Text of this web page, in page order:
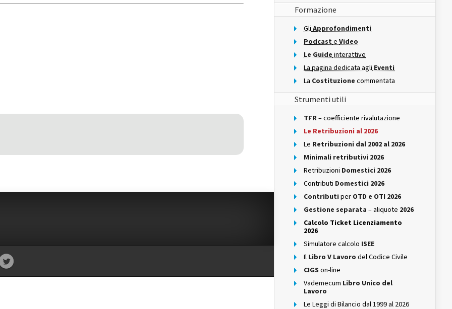
Formazione
Gli Approfondimenti
Podcast e Video
Le Guide interattive
La pagina dedicata agli Eventi
La Costituzione commentata
Strumenti utili
TFR– coefficiente rivalutazione
Le Retribuzioni al 2026
Le Retribuzioni dal 2002 al 2026
Minimali retributivi 2026
Retribuzioni Domestici 2026
Contributi Domestici 2026
Contributi per OTD e OTI 2026
Gestione separata – aliquote 2026
Calcolo Ticket Licenziamento
2026
Simulatore calcolo ISEE
Il Libro V Lavoro del Codice Civile
CIGS on-line
Vademecum Libro Unico del
Lavoro
Le Leggi di Bilancio dal 1999 al 2026